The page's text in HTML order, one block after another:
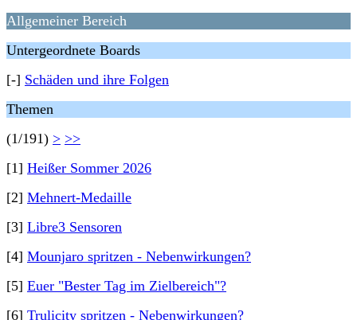
Allgemeiner Bereich
Untergeordnete Boards
[-] Schäden und ihre Folgen
Themen
(1/191) > >>
[1] Heißer Sommer 2026
[2] Mehnert-Medaille
[3] Libre3 Sensoren
[4] Mounjaro spritzen - Nebenwirkungen?
[5] Euer "Bester Tag im Zielbereich"?
[6] Trulicity spritzen - Nebenwirkungen?